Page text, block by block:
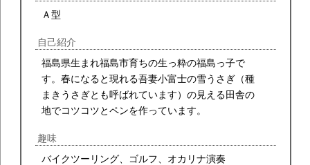
Ａ型
自己紹介
福島県生まれ福島市育ちの生っ粋の福島っ子で
す。春になると現れる吾妻小富士の雪うさぎ（種
まきうさぎとも呼ばれています）の見える田舎の
地でコツコツとペンを作っています。
趣味
バイクツーリング、ゴルフ、オカリナ演奏